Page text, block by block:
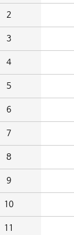
2
3
4
5
6
7
8
9
10
11